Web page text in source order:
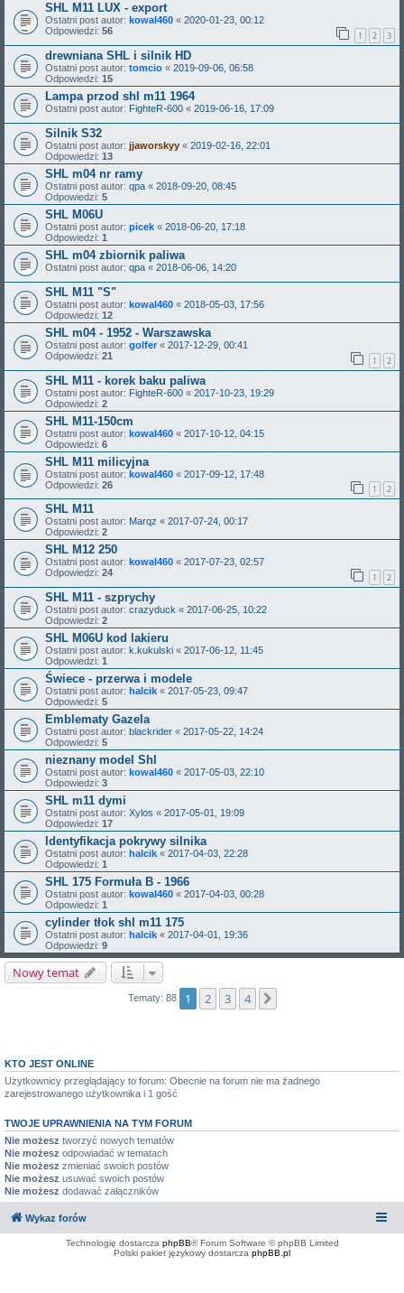
SHL M11 LUX - export
Ostatni post autor: kowal460 « 2020-01-23, 00:12
Odpowiedzi: 56 1 2 3
drewniana SHL i silnik HD
Ostatni post autor: tomcio « 2019-09-06, 06:58
Odpowiedzi: 15
Lampa przod shl m11 1964
Ostatni post autor: FighteR-600 « 2019-06-16, 17:09
Silnik S32
Ostatni post autor: jjaworskyy « 2019-02-16, 22:01
Odpowiedzi: 13
SHL m04 nr ramy
Ostatni post autor: qpa « 2018-09-20, 08:45
Odpowiedzi: 5
SHL M06U
Ostatni post autor: picek « 2018-06-20, 17:18
Odpowiedzi: 1
SHL m04 zbiornik paliwa
Ostatni post autor: qpa « 2018-06-06, 14:20
SHL M11 "S"
Ostatni post autor: kowal460 « 2018-05-03, 17:56
Odpowiedzi: 12
SHL m04 - 1952 - Warszawska
Ostatni post autor: golfer« 2017-12-29, 00:41
Odpowiedzi: 21 1 2
SHL M11 - korek baku paliwa
Ostatni post autor: FighteR-600 « 2017-10-23, 19:29
Odpowiedzi: 2
SHL M11-150cm
Ostatni post autor: kowal460 « 2017-10-12, 04:15
Odpowiedzi: 6
SHL M11 milicyjna
Ostatni post autor: kowal460 « 2017-09-12, 17:48
Odpowiedzi: 26 1 2
SHL M11
Ostatni post autor: Marqz « 2017-07-24, 00:17
Odpowiedzi: 2
SHL M12 250
Ostatni post autor: kowal460 « 2017-07-23, 02:57
Odpowiedzi: 24 1 2
SHL M11 - szprychy
Ostatni post autor: crazyduck « 2017-06-25, 10:22
Odpowiedzi: 2
SHL M06U kod lakieru
Ostatni post autor: k.kukulski « 2017-06-12, 11:45
Odpowiedzi: 1
Świece - przerwa i modele
Ostatni post autor: halcik « 2017-05-23, 09:47
Odpowiedzi: 5
Emblematy Gazela
Ostatni post autor: blackrider « 2017-05-22, 14:24
Odpowiedzi: 5
nieznany model Shl
Ostatni post autor: kowal460 « 2017-05-03, 22:10
Odpowiedzi: 3
SHL m11 dymi
Ostatni post autor: Xylos « 2017-05-01, 19:09
Odpowiedzi: 17
Identyfikacja pokrywy silnika
Ostatni post autor: halcik « 2017-04-03, 22:28
Odpowiedzi: 1
SHL 175 Formuła B - 1966
Ostatni post autor: kowal460 « 2017-04-03, 00:28
Odpowiedzi: 1
cylinder tłok shl m11 175
Ostatni post autor: halcik « 2017-04-01, 19:36
Odpowiedzi: 9
Nowy temat
Tematy: 88 1 2 3 4
KTO JEST ONLINE
Użytkownicy przeglądający to forum: Obecnie na forum nie ma żadnego
zarejestrowanego użytkownika i 1 gość
TWOJE UPRAWNIENIA NA TYM FORUM
Nie możesz tworzyć nowych tematów
Nie możesz odpowiadać w tematach
Nie możesz zmieniać swoich postów
Nie możesz usuwać swoich postów
Nie możesz dodawać załączników
Wykaz forów
Technologię dostarcza phpBB® Forum Software © phpBB Limited
Polski pakiet językowy dostarcza phpBB.pl